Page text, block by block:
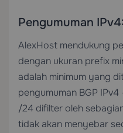
Pengumuman
AlexHost mendukung
dengan ukuran prefix
adalah minimum yang
pengumuman BGP
/24 difilter oleh
tidak akan menyebar